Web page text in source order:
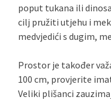
poput tukana ili
cilj pružiti utjehu i
medvjedići s dugim,
Prostor je također
100 cm, provjerite
Veliki plišanci